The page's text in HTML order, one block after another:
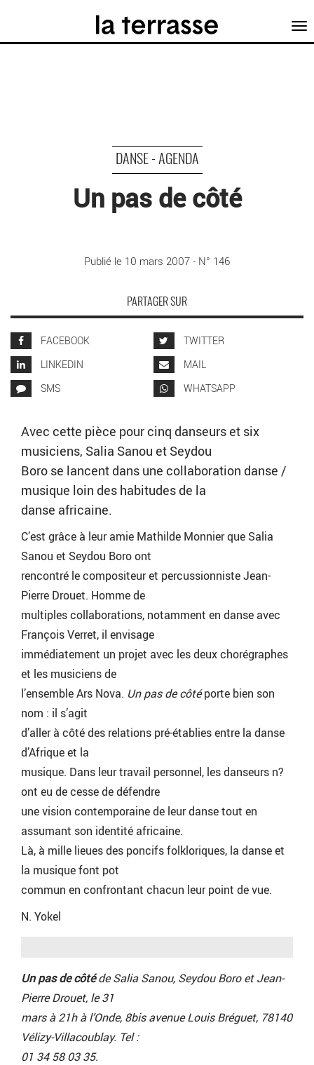
DANSE - AGENDA
Un pas de côté
Publié le 10 mars 2007 - N° 146
PARTAGER SUR
FACEBOOK
TWITTER
LINKEDIN
MAIL
SMS
WHATSAPP
Avec cette pièce pour cinq danseurs et six
musiciens, Salia Sanou et Seydou
Boro se lancent dans une collaboration danse /
musique loin des habitudes de la
danse africaine.
C’est grâce à leur amie Mathilde Monnier que Salia
Sanou et Seydou Boro ont
rencontré le compositeur et percussionniste Jean-
Pierre Drouet. Homme de
multiples collaborations, notamment en danse avec
François Verret, il envisage
immédiatement un projet avec les deux chorégraphes
et les musiciens de
l’ensemble Ars Nova. Un pas de côtéporte bien son
nom : il s’agit
d’aller à côté des relations pré-établies entre la danse
d’Afrique et la
musique. Dans leur travail personnel, les danseurs n?
ont eu de cesse de défendre
une vision contemporaine de leur danse tout en
assumant son identité africaine.
Là, à mille lieues des poncifs folkloriques, la danse et
la musique font pot
commun en confrontant chacun leur point de vue.
N. Yokel
Un pas de côtéde Salia Sanou, Seydou Boro et Jean-
Pierre Drouet, le 31
mars à 21h à l’Onde, 8bis avenue Louis Bréguet, 78140
Vélizy-Villacoublay. Tel :
01 34 58 03 35.